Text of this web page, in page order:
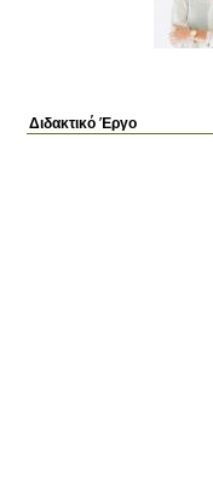
Διδακτικό Έργο